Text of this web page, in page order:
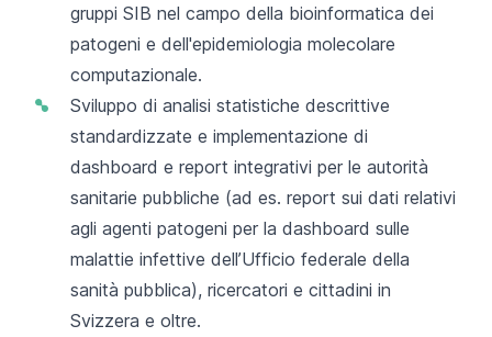
gruppi SIB nel campo della bioinformatica dei
patogeni e dell'epidemiologia molecolare
computazionale.
Sviluppo di analisi statistiche descrittive
standardizzate e implementazione di
dashboard e report integrativi per le autorità
sanitarie pubbliche (ad es. report sui dati relativi
agli agenti patogeni per la dashboard sulle
malattie infettive dell’Ufficio federale della
sanità pubblica), ricercatori e cittadini in
Svizzera e oltre.